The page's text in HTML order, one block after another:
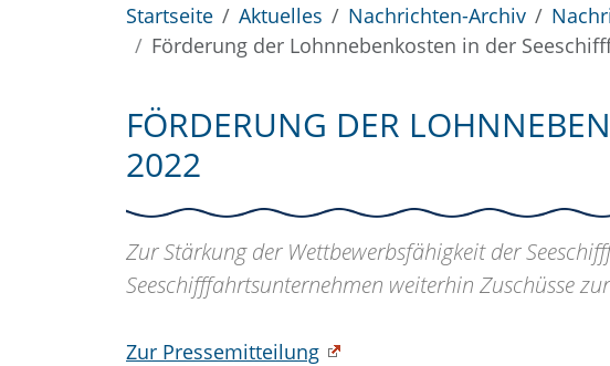
Startseite Aktuelles Nachrichten-Archiv
Förderung der Lohnnebenkosten in der
FÖRDERUNG DER
2022
Zur Stärkung der Wettbewerbsfähigkeit der
Seeschifffahrtsunternehmen weiterhin Zuschüsse
Zur Pressemitteilung